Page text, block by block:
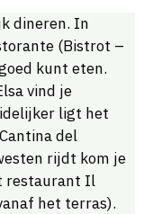
dineren. In
(Bistrot –
kunt eten.
vind je
ligt het
del
rijdt kom je
restaurant Il
het terras).